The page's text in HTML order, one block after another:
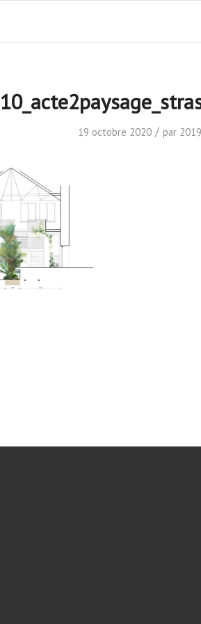
19 octobre 2020 / par